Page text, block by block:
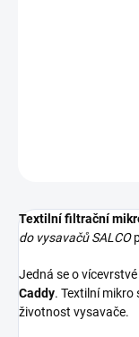
Textilní filtrační
do vysavačů SALCO
Jedná se o
Caddy. Textilní mikro
životnost vysavače.